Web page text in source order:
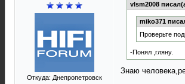
Откуда: Днепропетровск
vlsm2008
miko371
Проверьте
-Понял ,гляну.
Знаю